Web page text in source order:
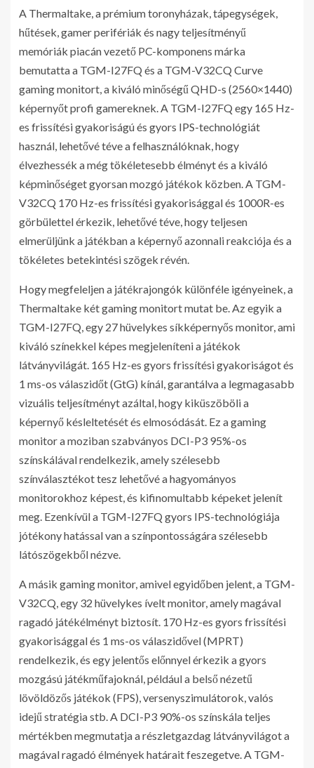
A Thermaltake, a prémium toronyházak, tápegységek,
hűtések, gamer perifériák és nagy teljesítményű
memóriák piacán vezető PC-komponens márka
bemutatta a TGM-I27FQ és a TGM-V32CQ Curve
gaming monitort, a kiváló minőségű QHD-s (2560×1440)
képernyőt profi gamereknek. A TGM-I27FQ egy 165 Hz-
es frissítési gyakoriságú és gyors IPS-technológiát
használ, lehetővé téve a felhasználóknak, hogy
élvezhessék a még tökéletesebb élményt és a kiváló
képminőséget gyorsan mozgó játékok közben. A TGM-
V32CQ 170 Hz-es frissítési gyakorisággal és 1000R-es
görbülettel érkezik, lehetővé téve, hogy teljesen
elmerüljünk a játékban a képernyő azonnali reakciója és a
tökéletes betekintési szögek révén.
Hogy megfeleljen a játékrajongók különféle igényeinek, a
Thermaltake két gaming monitort mutat be. Az egyik a
TGM-I27FQ, egy 27 hüvelykes síkképernyős monitor, ami
kiváló színekkel képes megjeleníteni a játékok
látványvilágát. 165 Hz-es gyors frissítési gyakoriságot és
1 ms-os válaszidőt (GtG) kínál, garantálva a legmagasabb
vizuális teljesítményt azáltal, hogy kiküszöböli a
képernyő késleltetését és elmosódását. Ez a gaming
monitor a moziban szabványos DCI-P3 95%-os
színskálával rendelkezik, amely szélesebb
színválasztékot tesz lehetővé a hagyományos
monitorokhoz képest, és kifinomultabb képeket jelenít
meg. Ezenkívül a TGM-I27FQ gyors IPS-technológiája
jótékony hatással van a színpontosságára szélesebb
látószögekből nézve.
A másik gaming monitor, amivel egyidőben jelent, a TGM-
V32CQ, egy 32 hüvelykes ívelt monitor, amely magával
ragadó játékélményt biztosít. 170 Hz-es gyors frissítési
gyakorisággal és 1 ms-os válaszidővel (MPRT)
rendelkezik, és egy jelentős előnnyel érkezik a gyors
mozgású játékműfajoknál, például a belső nézetű
lövöldözős játékok (FPS), versenyszimulátorok, valós
idejű stratégia stb. A DCI-P3 90%-os színskála teljes
mértékben megmutatja a részletgazdag látványvilágot a
magával ragadó élmények határait feszegetve. A TGM-